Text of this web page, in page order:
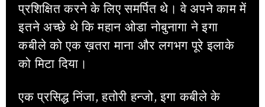
प्रशिक्षित करने के लिए समर्पित थे। वे अपने काम में
इतने अच्छे थे कि महान ओडा नोबुनागा ने इगा
कबीले को एक ख़तरा माना और लगभग पूरे इलाके
को मिटा दिया।
एक प्रसिद्ध निंजा, हतोरी हन्जो, इगा कबीले के